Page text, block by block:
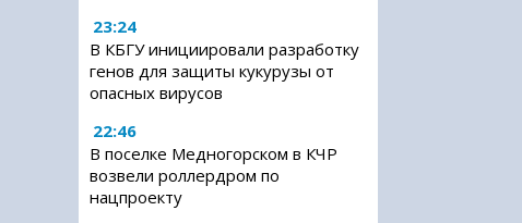
23:24
В КБГУ инициировали разработку
генов для защиты кукурузы от
опасных вирусов
22:46
В поселке Медногорском в КЧР
возвели роллердром по
нацпроекту